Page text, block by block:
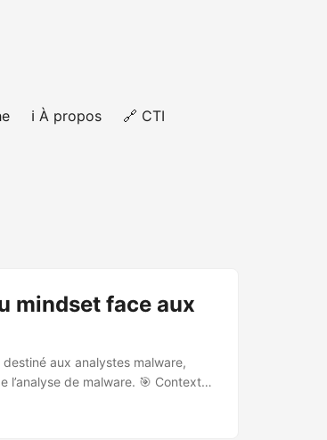
ℹ️ À propos 🔗 CTI
mindset face aux
aux analystes malware,
l’analyse de malware. 🎯 Contexte
t-elle à la maîtrise d’outils ?